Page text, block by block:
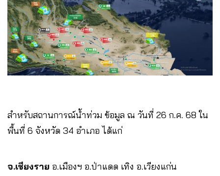
สำหรับสถานการณ์น้ำท่วม ข้อมูล ณ วันที่ 26 ก.ค. 68 ใน
พื้นที่ 6 จังหวัด 34 อำเภอ ได้แก่
จ.เชียงราย อ.เมืองฯ อ.ป่าแดด เทิง อ.เวียงแก่น